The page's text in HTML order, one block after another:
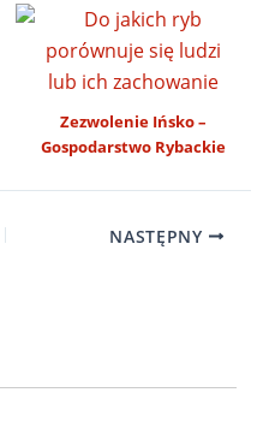
Zezwolenie Ińsko –
Gospodarstwo Rybackie
NASTĘPNY